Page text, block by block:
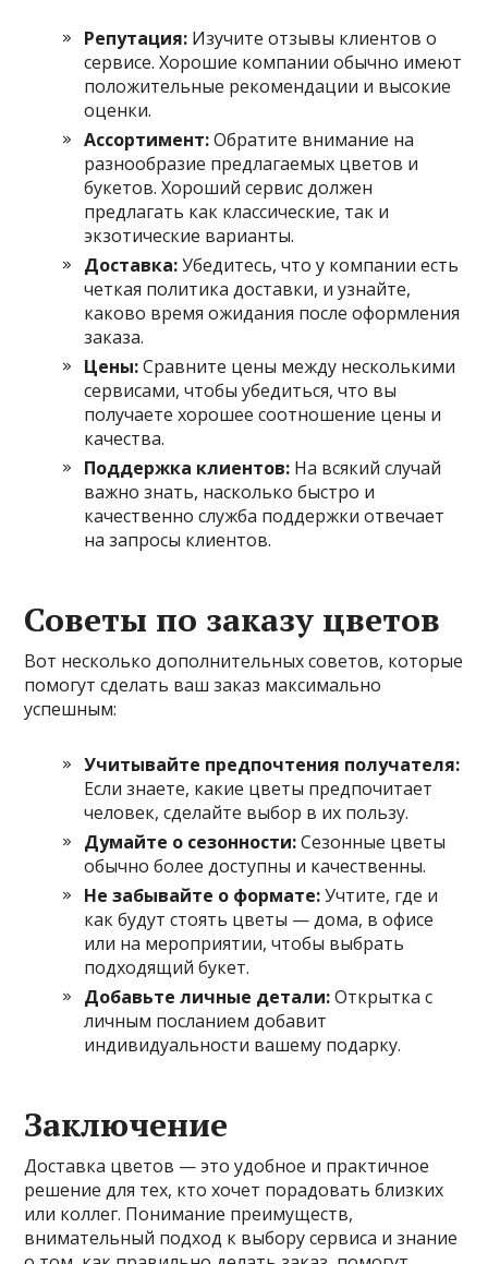
Репутация: Изучите отзывы клиентов о
сервисе. Хорошие компании обычно имеют
положительные рекомендации и высокие
оценки.
Ассортимент:Обратите внимание на
разнообразие предлагаемых цветов и
букетов. Хороший сервис должен
предлагать как классические, так и
экзотические варианты.
Доставка:Убедитесь, что у компании есть
четкая политика доставки, и узнайте,
каково время ожидания после оформления
заказа.
Цены:Сравните цены между несколькими
сервисами, чтобы убедиться, что вы
получаете хорошее соотношение цены и
качества.
Поддержка клиентов: На всякий случай
важно знать, насколько быстро и
качественно служба поддержки отвечает
на запросы клиентов.
Советы по заказу цветов
Вот несколько дополнительных советов, которые
помогут сделать ваш заказ максимально
успешным:
Учитывайте предпочтения получателя:
Если знаете, какие цветы предпочитает
человек, сделайте выбор в их пользу.
Думайте о сезонности:Сезонные цветы
обычно более доступны и качественны.
Не забывайте о формате:Учтите, где и
как будут стоять цветы — дома, в офисе
или на мероприятии, чтобы выбрать
подходящий букет.
Добавьте личные детали:Открытка с
личным посланием добавит
индивидуальности вашему подарку.
Заключение
Доставка цветов — это удобное и практичное
решение для тех, кто хочет порадовать близких
или коллег. Понимание преимуществ,
внимательный подход к выбору сервиса и знание